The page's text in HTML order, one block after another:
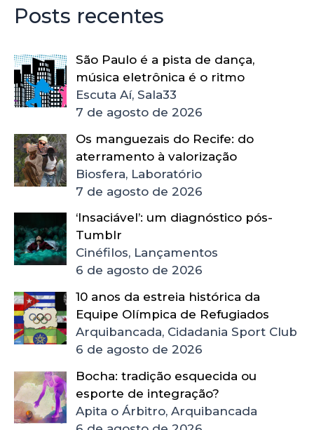
Posts recentes
São Paulo é a pista de dança,
música eletrônica é o ritmo
Escuta Aí, Sala33
7 de agosto de 2026
Os manguezais do Recife: do
aterramento à valorização
Biosfera, Laboratório
7 de agosto de 2026
‘Insaciável’: um diagnóstico pós-
Tumblr
Cinéfilos, Lançamentos
6 de agosto de 2026
10 anos da estreia histórica da
Equipe Olímpica de Refugiados
Arquibancada, Cidadania Sport Club
6 de agosto de 2026
Bocha: tradição esquecida ou
esporte de integração?
Apita o Árbitro, Arquibancada